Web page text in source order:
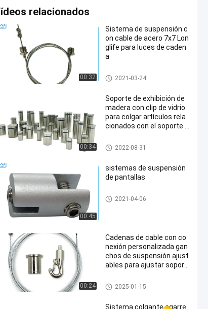
relacionados
00:32
Sistema de suspensión c
on cable de acero 7x7 Lon
glife para luces de caden
a
Kit de suspensión de cables
2021-03-24
00:34
Soporte de exhibición de
madera con clip de vidrio
para colgar artículos rela
cionados con el soporte d
Sistema de suspensión de cab
les Art
2022-08-31
00:45
sistemas de suspensión
de pantallas
Sistema de suspensión de cab
les Art
2021-04-06
00:24
Cadenas de cable con co
nexión personalizada gan
chos de suspensión ajust
ables para ajustar soport
Sistema de suspensión acústi
ca del techo
2025-01-15
Sistema colgante agarre